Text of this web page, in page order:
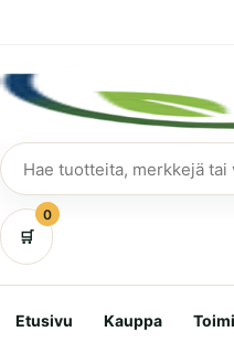
Hae
tuotteita
🛒
0
Etusivu Kauppa